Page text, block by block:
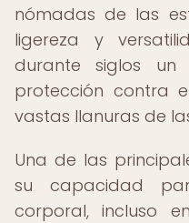
nómadas de las
ligereza y
durante siglos
protección contra
vastas llanuras de
Una de las
su capacidad
corporal, incluso